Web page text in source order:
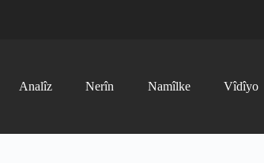
Analîz Nerîn Namîlke Vîdîyo